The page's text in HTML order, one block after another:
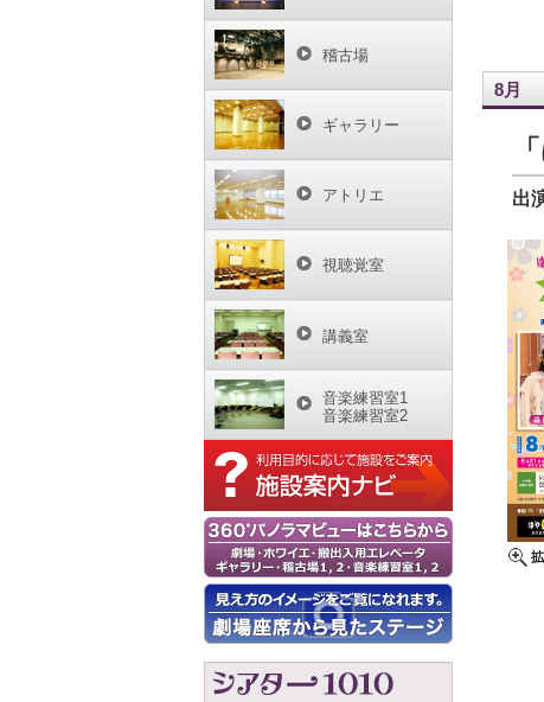
稽古場
ギャラリー
アトリエ
視聴覚室
講義室
音楽練習室1
音楽練習室2
8月
出